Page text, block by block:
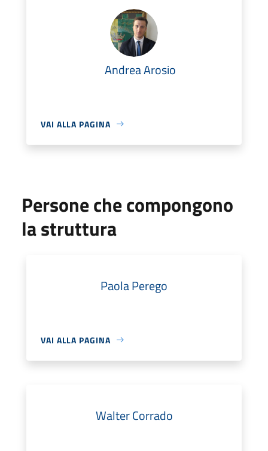
Andrea Arosio
VAI ALLA PAGINA
Persone che compongono
la struttura
Paola Perego
VAI ALLA PAGINA
Walter Corrado